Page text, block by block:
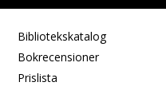
Bibliotekskatalog
Bokrecensioner
Prislista